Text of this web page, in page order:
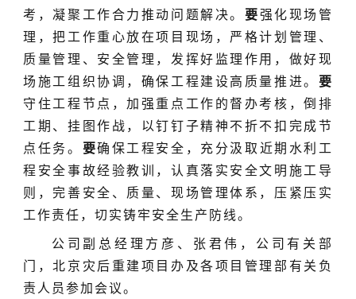
考，凝聚工作合力推动问题解决。 要强化现场管
理，把工作重心放在项目现场，严格计划管理、
质量管理、安全管理，发挥好监理作用，做好现
场施工组织协调，确保工程建设高质量推进。 要
守住工程节点，加强重点工作的督办考核，倒排
工期、挂图作战，以钉钉子精神不折不扣完成节
点任务。 要确保工程安全，充分汲取近期水利工
程安全事故经验教训，认真落实安全文明施工导
则，完善安全、质量、现场管理体系，压紧压实
工作责任，切实铸牢安全生产防线。
公司副总经理方彦、张君伟，公司有关部
门，北京灾后重建项目办及各项目管理部有关负
责人员参加会议。